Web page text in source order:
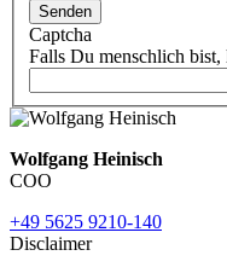
Senden
Captcha
Falls Du menschlich bist,
Wolfgang Heinisch
COO
+49 5625 9210-140
Disclaimer